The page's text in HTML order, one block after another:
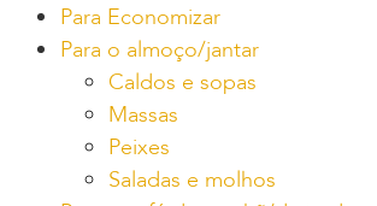
Para Economizar
Para o almoço/jantar
Caldos e sopas
Massas
Peixes
Saladas e molhos